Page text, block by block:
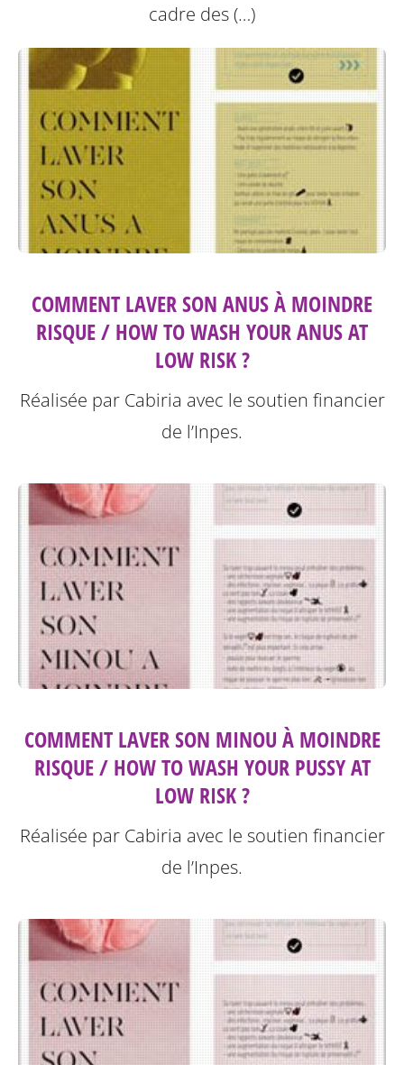
cadre des (…)
COMMENT LAVER SON ANUS À MOINDRE
RISQUE / HOW TO WASH YOUR ANUS AT
LOW RISK ?
Réalisée par Cabiria avec le soutien financier
de l’Inpes.
COMMENT LAVER SON MINOU À MOINDRE
RISQUE / HOW TO WASH YOUR PUSSY AT
LOW RISK ?
Réalisée par Cabiria avec le soutien financier
de l’Inpes.